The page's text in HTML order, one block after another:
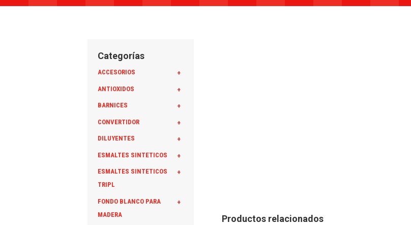
Categorías
+
ACCESORIOS
+
ANTIOXIDOS
+
BARNICES
+
CONVERTIDOR
+
DILUYENTES
+
ESMALTES SINTETICOS
+
ESMALTES SINTETICOS
TRIPL
+
FONDO BLANCO PARA
MADERA
Productos relacionados